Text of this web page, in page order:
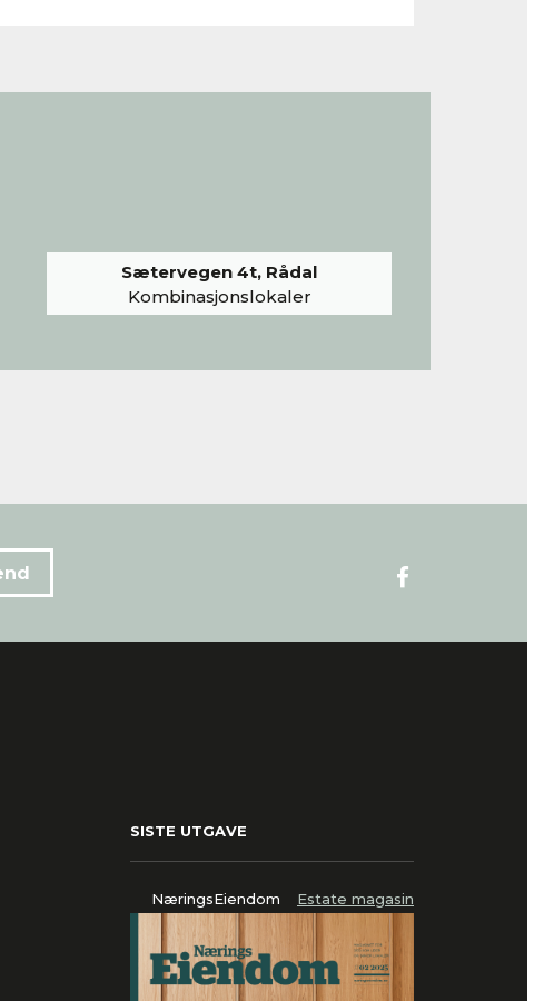
Sætervegen 4t, Rådal
Kombinasjonslokaler
SISTE UTGAVE
NæringsEiendom Estate magasin